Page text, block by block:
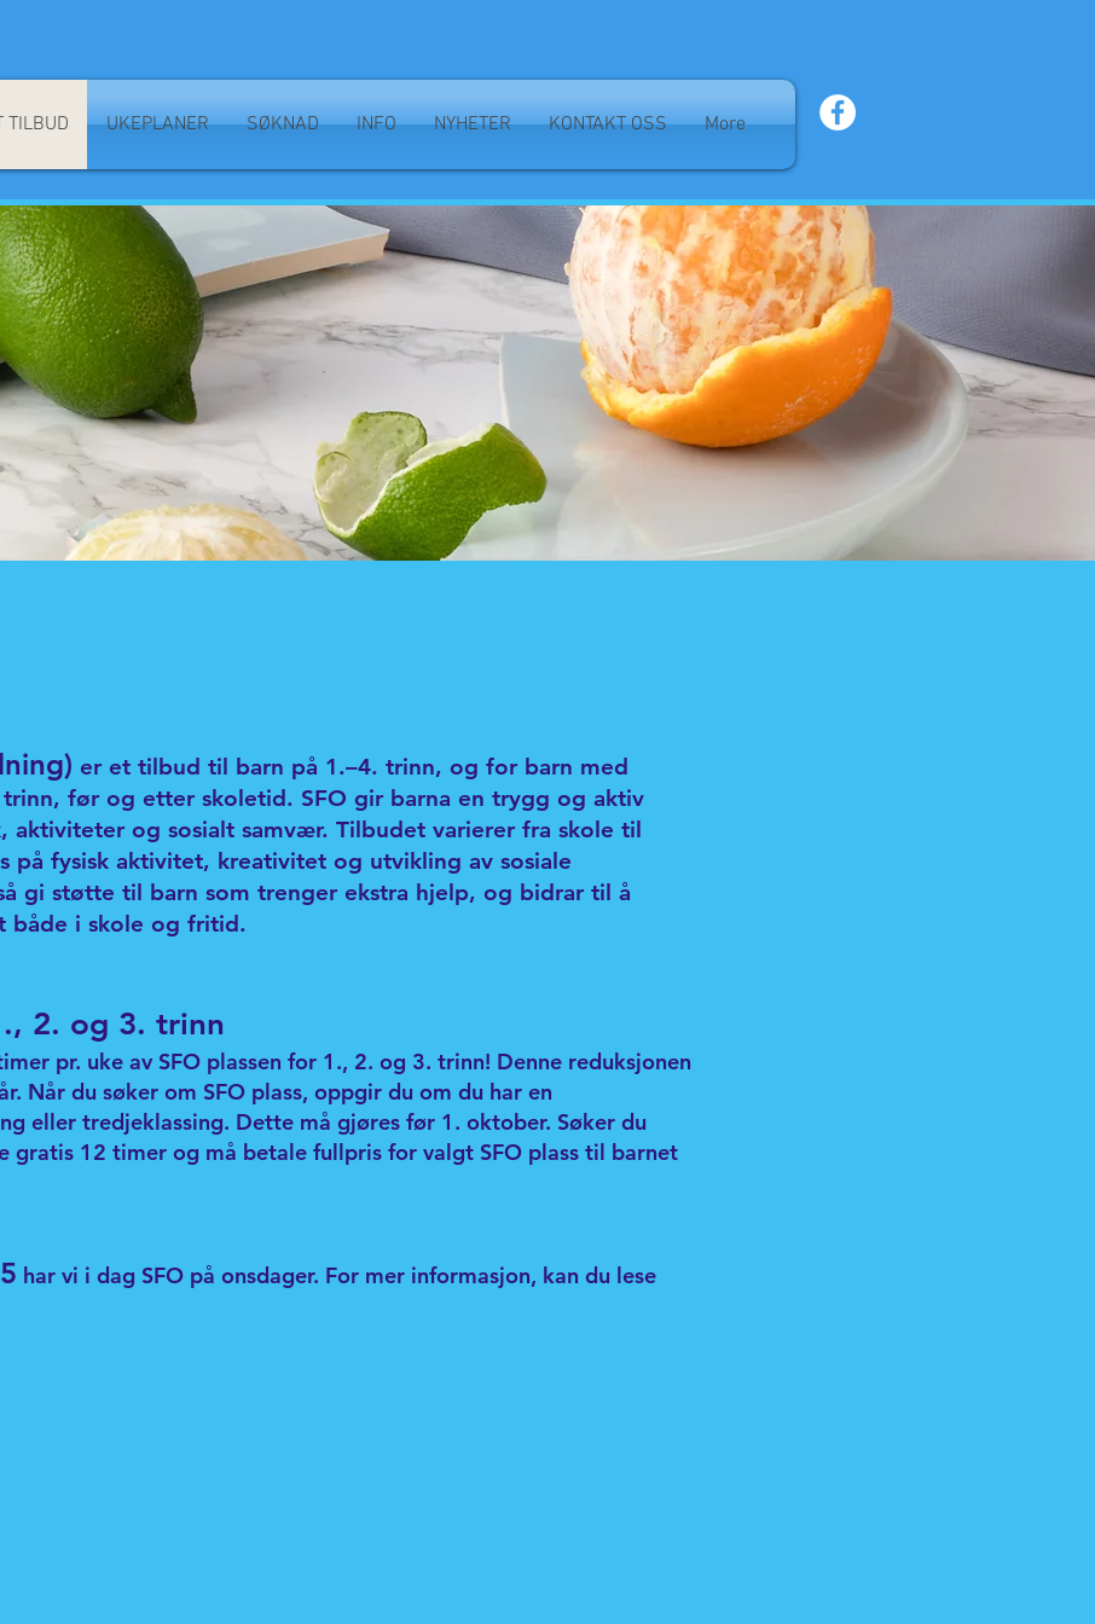
TILBUD UKEPLANER SØKNAD INFO NYHETER KONTAKT OSS More
er et tilbud til barn på 1.–4. trinn, og for barn med
før og etter skoletid. SFO gir barna en trygg og aktiv
aktiviteter og sosialt samvær. Tilbudet varierer fra skole til
på fysisk aktivitet, kreativitet og utvikling av sosiale
gi støtte til barn som trenger ekstra hjelp, og bidrar til å
både i skole og fritid.
2. og 3. trinn
pr. uke av SFO plassen for 1., 2. og 3. trinn! Denne reduksjonen
Når du søker om SFO plass, oppgir du om du har en
eller tredjeklassing. Dette må gjøres før 1. oktober. Søker du
gratis 12 timer og må betale fullpris for valgt SFO plass til barnet
har vi i dag SFO på onsdager. For mer informasjon, kan du lese